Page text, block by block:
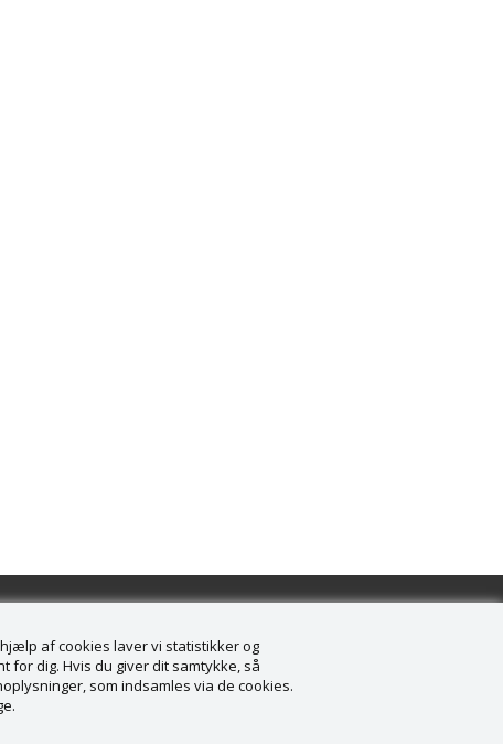
af cookies laver vi statistikker og
dig. Hvis du giver dit samtykke, så
som indsamles via de cookies.